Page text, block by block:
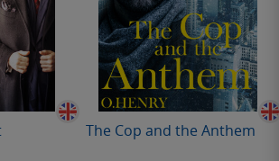
The Cop and the Anthem